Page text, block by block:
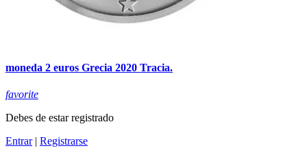
moneda 2 euros Grecia 2020 Tracia.
favorite
Debes de estar registrado
Entrar| Registrarse